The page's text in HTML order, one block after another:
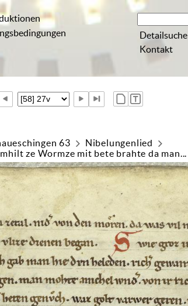
Detailsuche
Kontakt
63
Nibelungenlied
ze Wormze mit bete brahte da man...